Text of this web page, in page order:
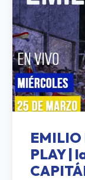
EMILIO
PLAY |